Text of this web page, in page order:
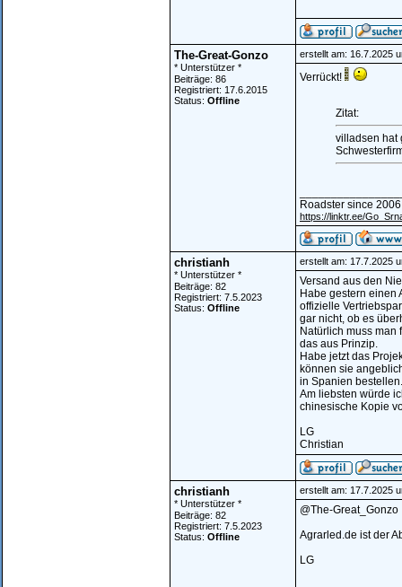
The-Great-Gonzo
* Unterstützer *
Beiträge: 86
Registriert: 17.6.2015
Status: Offline
erstellt am: 16.7.2025
Verrückt!
Zitat:
villadsen hat
Roadster since
https://linktr.ee/
christianh
* Unterstützer *
Beiträge: 82
Registriert: 7.5.2023
Status: Offline
erstellt am: 17.7.2025
Versand aus den
Habe gestern einen
offizielle
gar nicht, ob es
Natürlich muss man
das aus Prinzip.
Habe jetzt das
können sie
in Spanien
Am liebsten würde
chinesische Kopie
LG
Christian
christianh
* Unterstützer *
Beiträge: 82
Registriert: 7.5.2023
Status: Offline
erstellt am: 17.7.2025
@The-Great_Gonzo
Agrarled.de ist der
LG